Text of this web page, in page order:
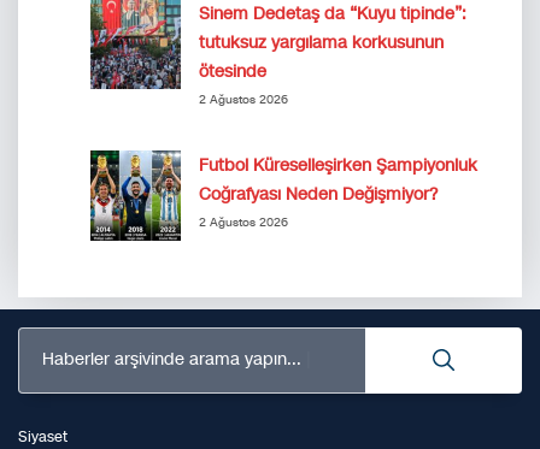
Sinem Dedetaş da “Kuyu tipinde”:
tutuksuz yargılama korkusunun
ötesinde
2 Ağustos 2026
Futbol Küreselleşirken Şampiyonluk
Coğrafyası Neden Değişmiyor?
2 Ağustos 2026
Haberler arşivinde arama yapın...
Siyaset